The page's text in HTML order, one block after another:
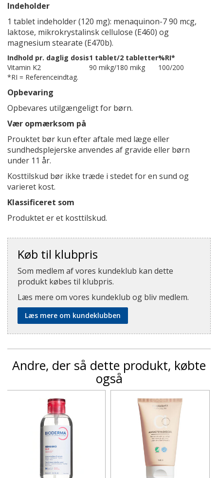
Indeholder
1 tablet indeholder (120 mg): menaquinon-7 90 mcg,
laktose, mikrokrystalinsk cellulose (E460) og
magnesium stearate (E470b).
Indhold pr. daglig dosis1 tablet/2 tabletter%RI*
Vitamin K2
90 mikg/180 mikg
100/200
*RI = Referenceindtag.
Opbevaring
Opbevares utilgængeligt for børn.
Vær opmærksom på
Prouktet bør kun efter aftale med læge eller
sundhedsplejerske anvendes af gravide eller børn
under 11 år.
Kosttilskud bør ikke træde i stedet for en sund og
varieret kost.
Klassificeret som
Produktet er et kosttilskud.
Køb til klubpris
Som medlem af vores kundeklub kan dette
produkt købes til klubpris.
Læs mere om vores kundeklub og bliv medlem.
Læs mere om kundeklubben
Andre, der så dette produkt, købte
også